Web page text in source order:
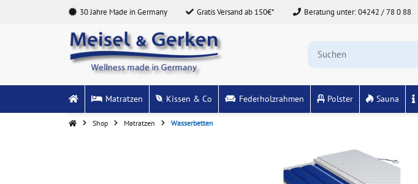
30 Jahre Made in Germany Gratis Versand ab 150€* Beratung unter: 04242 / 78 0 88
Matratzen Kissen & Co Federholzrahmen Polster Sauna
Shop Matratzen Wasserbetten